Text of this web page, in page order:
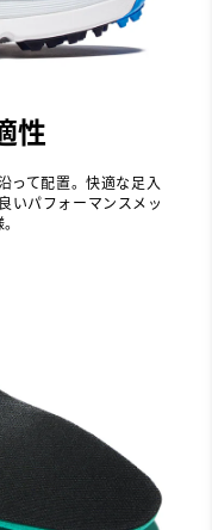
性
って配置。快適な足入
いパフォーマンスメッ